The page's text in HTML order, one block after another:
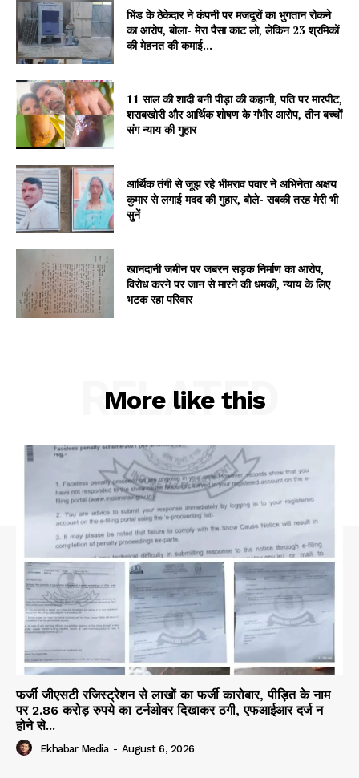
SUBSCRIBE NOW
Company
About
Subscription Plans
My account
भिंड के ठेकेदार ने कंपनी पर मजदूरों का भुगतान रोकने
का आरोप, बोला- मेरा पैसा काट लो, लेकिन 23 श्रमिकों
की मेहनत की कमाई...
11 साल की शादी बनी पीड़ा की कहानी, पति पर मारपीट,
शराबखोरी और आर्थिक शोषण के गंभीर आरोप, तीन बच्चों
संग न्याय की गुहार
आर्थिक तंगी से जूझ रहे भीमराव पवार ने अभिनेता अक्षय
कुमार से लगाई मदद की गुहार, बोले- सबकी तरह मेरी भी
सुनें
खानदानी जमीन पर जबरन सड़क निर्माण का आरोप,
विरोध करने पर जान से मारने की धमकी, न्याय के लिए
भटक रहा परिवार
More like this
RELATED
फर्जी जीएसटी रजिस्ट्रेशन से लाखों का फर्जी कारोबार, पीड़ित के नाम
पर 2.86 करोड़ रुपये का टर्नओवर दिखाकर ठगी, एफआईआर दर्ज न
होने से...
Ekhabar Media - August 6, 2026